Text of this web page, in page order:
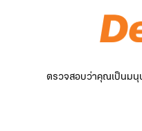
ตรวจสอบว่าคุณเป็นมนุ